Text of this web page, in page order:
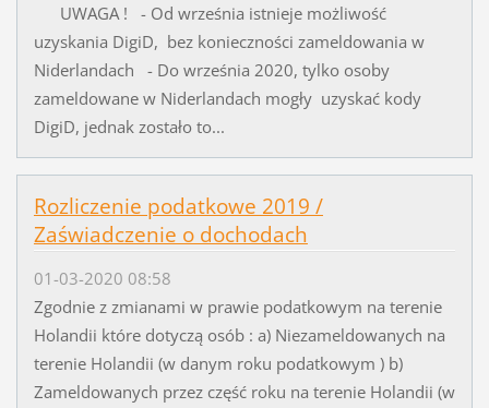
UWAGA ! - Od września istnieje możliwość
uzyskania DigiD, bez konieczności zameldowania w
Niderlandach - Do września 2020, tylko osoby
zameldowane w Niderlandach mogły uzyskać kody
DigiD, jednak zostało to...
Rozliczenie podatkowe 2019 /
Zaświadczenie o dochodach
01-03-2020 08:58
Zgodnie z zmianami w prawie podatkowym na terenie
Holandii które dotyczą osób : a) Niezameldowanych na
terenie Holandii (w danym roku podatkowym ) b)
Zameldowanych przez część roku na terenie Holandii (w